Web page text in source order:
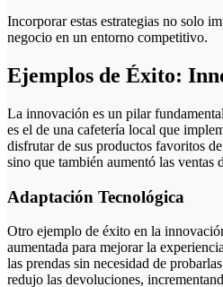
Incorporar estas estrategias no solo
negocio en un entorno competitivo.
Ejemplos de Éxito:
La innovación es un pilar
es el de una cafetería local que
disfrutar de sus productos favoritos
sino que también aumentó las ventas
Adaptación Tecnológica
Otro ejemplo de éxito en la
aumentada para mejorar la
las prendas sin necesidad de
redujo las devoluciones,